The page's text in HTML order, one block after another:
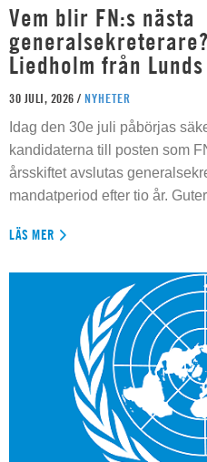
Vem blir FN:s nästa
Liedholm från
30 JULI, 2026 / NYHETER
Idag den 30e juli påbörjas
kandidaterna till posten som
årsskiftet avslutas
mandatperiod efter tio år.
LÄS MER